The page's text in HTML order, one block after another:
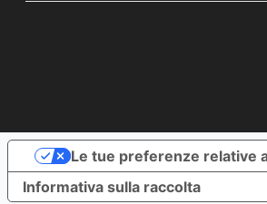
Informativa sulla raccolta
Le tue preferenze relative